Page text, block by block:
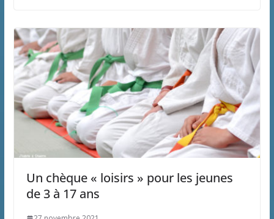
Un chèque « loisirs » pour les jeunes
de 3 à 17 ans